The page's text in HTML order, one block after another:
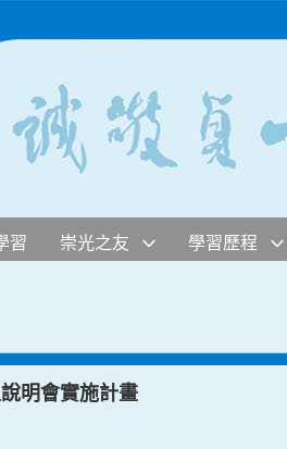
習 崇光之友 學習歷程
明會實施計畫